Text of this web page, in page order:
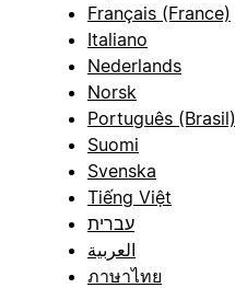
Français (France)
Italiano
Nederlands
Norsk
Português (Brasil)
Suomi
Svenska
Tiếng Việt
עברית
العربية
ภาษาไทย